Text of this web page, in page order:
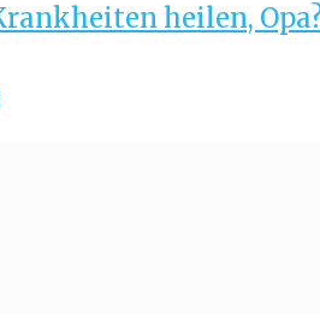
heilen,